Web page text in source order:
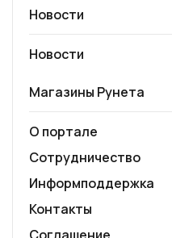
Новости
Новости
Магазины Рунета
О портале
Сотрудничество
Информподдержка
Контакты